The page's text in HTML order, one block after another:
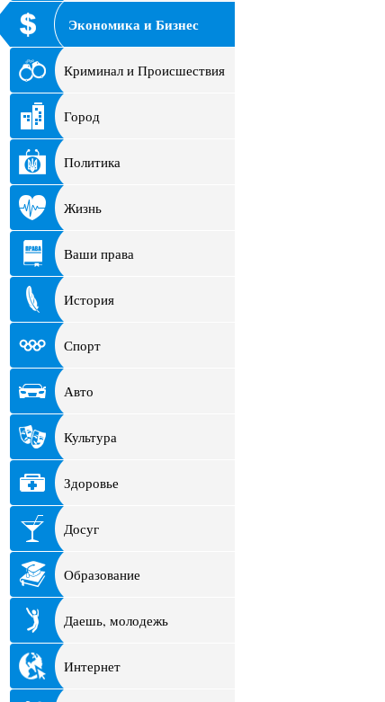
Экономика и Бизнес
Криминал и Происшествия
Город
Политика
Жизнь
Ваши права
История
Спорт
Авто
Культура
Здоровье
Досуг
Образование
Даешь, молодежь
Интернет